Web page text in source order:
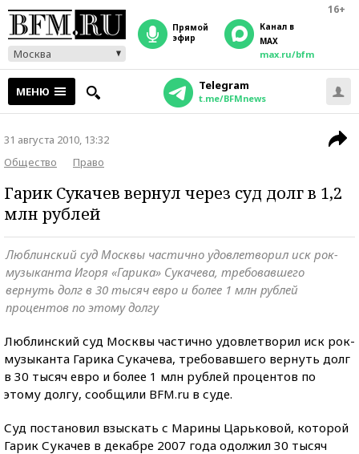
16+
Москва
прямой
эфир
Канал в
MAX
max.ru/bfm
МЕНЮ Telegram
t.me/BFMnews
31 августа 2010, 13:32
Общество
Право
Гарик Сукачев вернул через суд долг в 1,2
млн рублей
Люблинский суд Москвы частично удовлетворил иск рок-
музыканта Игоря «Гарика» Сукачева, требовавшего
вернуть долг в 30 тысяч евро и более 1 млн рублей
процентов по этому долгу
Люблинский суд Москвы частично удовлетворил иск рок-
музыканта Гарика Сукачева, требовавшего вернуть долг
в 30 тысяч евро и более 1 млн рублей процентов по
этому долгу, сообщили BFM.ru в суде.
Суд постановил взыскать с Марины Царьковой, которой
Гарик Сукачев в декабре 2007 года одолжил 30 тысяч